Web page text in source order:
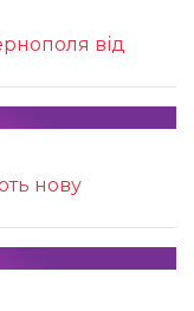
від
нову